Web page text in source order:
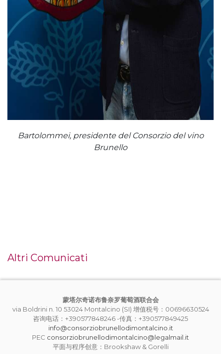
Bartolommei, presidente del Consorzio del vino
Brunello
Altri Comunicati
蒙塔尔奇诺布鲁奈罗葡萄酒联合会
via Boldrini n. 10 53024 Montalcino (SI) 增值税号：00696630524
咨询电话：+390577848246 -传真：+390577849425
info@consorziobrunellodimontalcino.it
PEC consorziobrunellodimontalcino@legalmail.it
平面与程序创意：Brookshaw & Gorelli